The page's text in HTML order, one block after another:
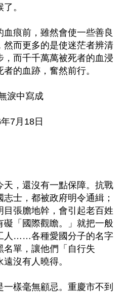
。
痕前，雖然會使一些善良
然而更多的是使迷茫者辨清
，而千千萬萬被死者的血浸
的血跡，奮然前行。
淚中寫成
7月18日
天，還沒有一點保障。抗戰
士，都被政府明令通緝；
目張膽地幹，會引起老百姓
礙「國際觀瞻。」就把一般
人……各種愛國分子的名字
名單，讓他們「自行失
沒有人曉得。
樣毫無顧忌。重慶市不到